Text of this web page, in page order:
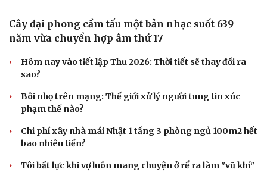
Cây đại phong cầm tấu một bản nhạc suốt 639
năm vừa chuyển hợp âm thứ 17
Hôm nay vào tiết lập Thu 2026: Thời tiết sẽ thay đổi ra
sao?
Bôi nhọ trên mạng: Thế giới xử lý người tung tin xúc
phạm thế nào?
Chi phí xây nhà mái Nhật 1 tầng 3 phòng ngủ 100m2 hết
bao nhiêu tiền?
Tôi bất lực khi vợ luôn mang chuyện ở rể ra làm "vũ khí"